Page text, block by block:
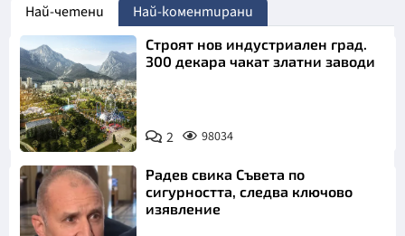
Най-четени Най-коментирани
Строят нов индустриален град.
300 декара чакат златни заводи
2 98034
Радев свика Съвета по
сигурността, следва ключово
изявление